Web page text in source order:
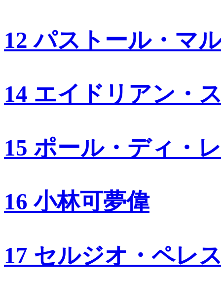
12 パストール・マ
14 エイドリアン・
15 ポール・ディ・
16 小林可夢偉
17 セルジオ・ペレ